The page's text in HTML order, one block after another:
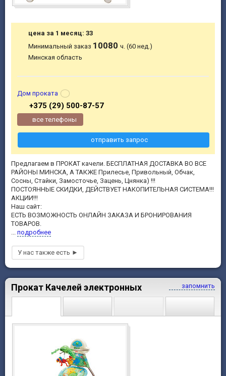
Предлагаем в ПРОКАТ качели. БЕСПЛАТНАЯ ДОСТАВКА ВО ВСЕ
РАЙОНЫ МИНСКА, А ТАКЖЕ Прилесье, Привольный, Обчак,
Сосны, Стайки, Замосточье, Зацень, Цнянка) !!!
ПОСТОЯННЫЕ СКИДКИ, ДЕЙСТВУЕТ НАКОПИТЕЛЬНАЯ СИСТЕМА!!!
АКЦИИ!!!
Наш сайт:
ЕСТЬ ВОЗМОЖНОСТЬ ОНЛАЙН ЗАКАЗА И БРОНИРОВАНИЯ
ТОВАРОВ.
... подробнее
цена за 1 месяц: 33
Минимальный заказ 10080ч. (60 нед.)
Минская область
Дом проката
+375 (29) 500-87-57
все телефоны
отправить запрос
запомнить
Прокат Качелей электронных